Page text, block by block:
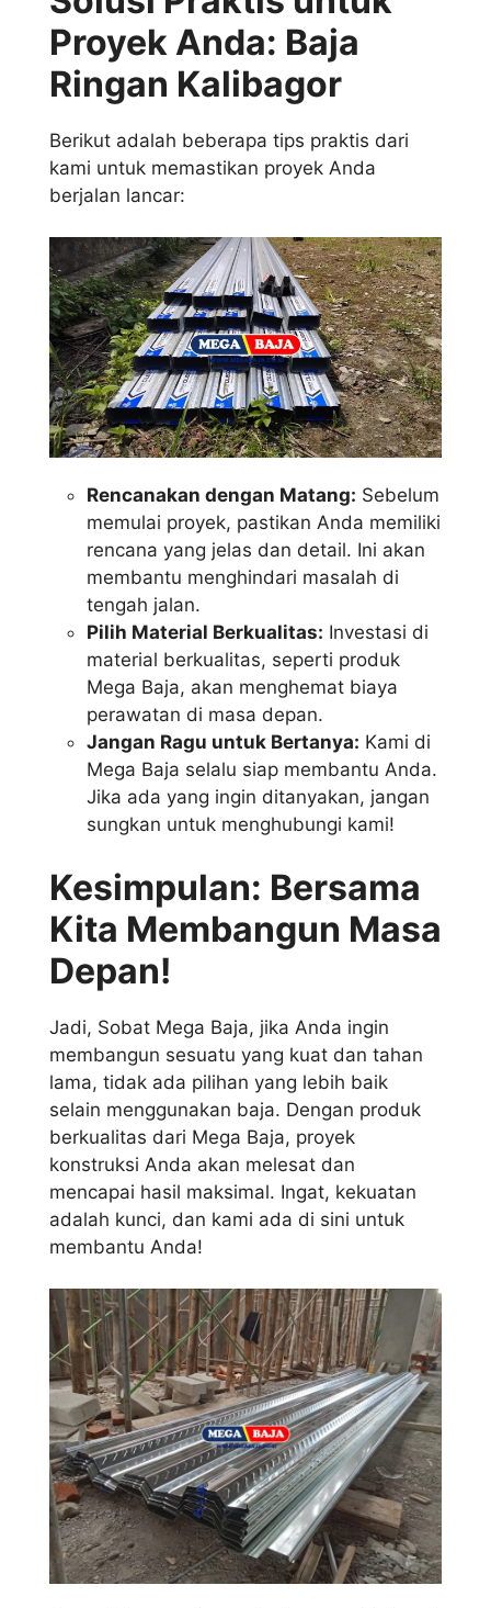
Proyek Anda: Baja
Ringan Kalibagor
Berikut adalah beberapa tips praktis dari
kami untuk memastikan proyek Anda
berjalan lancar:
Rencanakan dengan Matang: Sebelum
memulai proyek, pastikan Anda memiliki
rencana yang jelas dan detail. Ini akan
membantu menghindari masalah di
tengah jalan.
Pilih Material Berkualitas: Investasi di
material berkualitas, seperti produk
Mega Baja, akan menghemat biaya
perawatan di masa depan.
Jangan Ragu untuk Bertanya: Kami di
Mega Baja selalu siap membantu Anda.
Jika ada yang ingin ditanyakan, jangan
sungkan untuk menghubungi kami!
Kesimpulan: Bersama
Kita Membangun Masa
Depan!
Jadi, Sobat Mega Baja, jika Anda ingin
membangun sesuatu yang kuat dan tahan
lama, tidak ada pilihan yang lebih baik
selain menggunakan baja. Dengan produk
berkualitas dari Mega Baja, proyek
konstruksi Anda akan melesat dan
mencapai hasil maksimal. Ingat, kekuatan
adalah kunci, dan kami ada di sini untuk
membantu Anda!